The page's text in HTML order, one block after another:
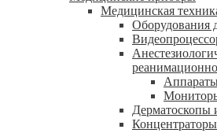
Медицинская
Оборудования
Дерматоскопы